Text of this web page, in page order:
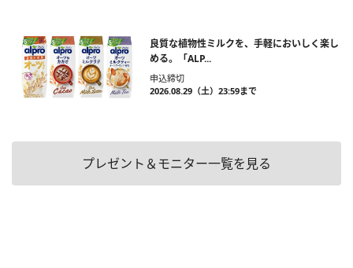
良質な植物性ミルクを、手軽においしく楽し
める。「ALP...
申込締切
2026.08.29（土）23:59まで
プレゼント＆モニター一覧を見る